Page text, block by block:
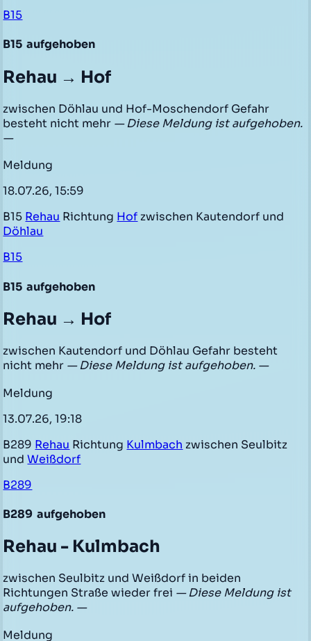
B15
B15 aufgehoben
Rehau → Hof
zwischen Döhlau und Hof-Moschendorf Gefahr
besteht nicht mehr — Diese Meldung ist aufgehoben.
—
Meldung
18.07.26, 15:59
B15 Rehau Richtung Hof zwischen Kautendorf und
Döhlau
B15
B15 aufgehoben
Rehau → Hof
zwischen Kautendorf und Döhlau Gefahr besteht
nicht mehr — Diese Meldung ist aufgehoben. —
Meldung
13.07.26, 19:18
B289 Rehau Richtung Kulmbach zwischen Seulbitz
undWeißdorf
B289
B289 aufgehoben
Rehau - Kulmbach
zwischen Seulbitz und Weißdorf in beiden
Richtungen Straße wieder frei — Diese Meldung ist
aufgehoben. —
Meldung